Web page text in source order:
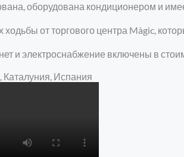
оборудована кондиционером и
ходьбы от торгового центра Màgic,
и электроснабжение включены в
Испания